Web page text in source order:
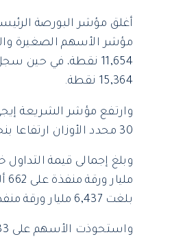
15,364 نقطة.
30 محدد الأوزان ارتفاعا بنحو 1.11% مغلقا عند 46,147 نقطة.
بلغت 6,437 مليار ورقة منفذة على 486 ألف عملية خلال الاسبوع الماضي.